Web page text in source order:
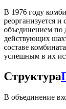
В 1976 году
реорганизуется
объединением по
действующих
составе
успешным в их
Структура
В объединение